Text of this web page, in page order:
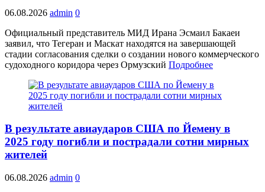
06.08.2026 admin 0
Официальный представитель МИД Ирана Эсмаил Бакаеи
заявил, что Тегеран и Маскат находятся на завершающей
стадии согласования сделки о создании нового коммерческого
судоходного коридора через Ормузский Подробнее
В результате авиаударов США по Йемену в
2025 году погибли и пострадали сотни мирных
жителей
06.08.2026 admin 0